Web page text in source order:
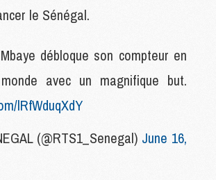
le Sénégal.
débloque son compteur en
avec un magnifique but.
lRfWduqXdY
(@RTS1_Senegal) June 16,